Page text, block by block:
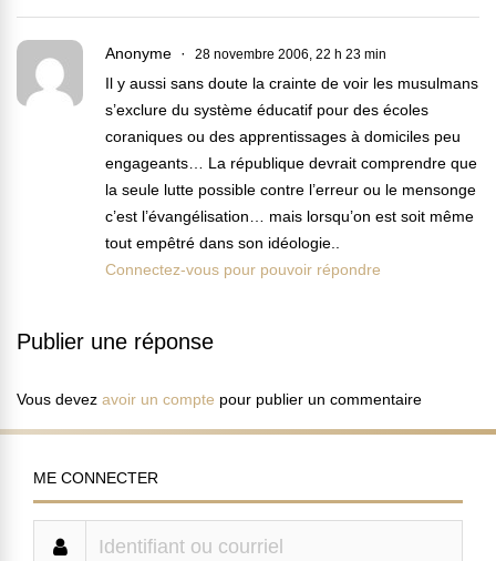
Anonyme 28 novembre 2006, 22 h 23 min
Il y aussi sans doute la crainte de voir les musulmans
s’exclure du système éducatif pour des écoles
coraniques ou des apprentissages à domiciles peu
engageants… La république devrait comprendre que
la seule lutte possible contre l’erreur ou le mensonge
c’est l’évangélisation… mais lorsqu’on est soit même
tout empêtré dans son idéologie..
Connectez-vous pour pouvoir répondre
Publier une réponse
Vous devez avoir un compte pour publier un commentaire
ME CONNECTER